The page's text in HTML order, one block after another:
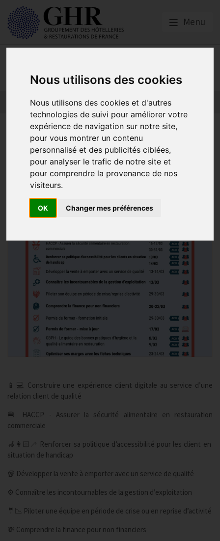
Nous utilisons des cookies
Nous utilisons des cookies et d'autres
technologies de suivi pour améliorer votre
expérience de navigation sur notre site,
pour vous montrer un contenu
personnalisé et des publicités ciblées,
pour analyser le trafic de notre site et
pour comprendre la provenance de nos
visiteurs.
OK Changer mes préférences
Menu
L’actualité des partenaires Nos partenaires
Découvrez notre calendrier
de formations du mois de
Mars
Asforest
01/03/2023
📱💻 Construire une expérience client digitale au service d’une
relation client de qualité
🍔 HACCP - Assurer la sécurité alimentaire en restauration
commerciale
🦽👩🏻‍🦯 Renforcer sa politique d’accessibilité pour les client en
situation de handicap
🥡 Développer la vente à emporter avec un service de qualité
⚙️ Connaître les incontournables de la gestion d’exploitation
🤵📉 Piloter une équipe en période de crise ou en reprise d’activité
💸 Comprendre la finance pour non financiers